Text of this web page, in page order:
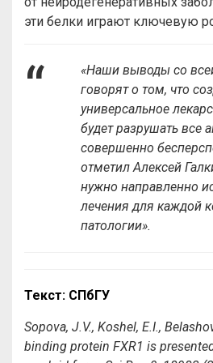
эти белки играют ключевую
«Наши выводы со
говорят о том, что
универсальное
будет разрушать все
совершенно
отметил Алексей
нужно направленно
лечения для каждой
патологии».
Текст: СПбГУ
Sopova, J.V., Koshel, E.I.,
binding protein FXR1 is